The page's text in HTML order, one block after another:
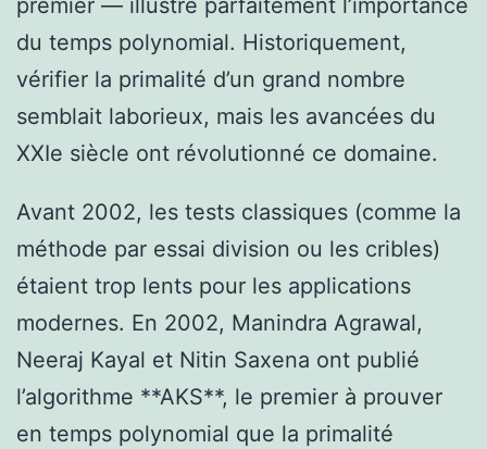
premier — illustre parfaitement l’importance
du temps polynomial. Historiquement,
vérifier la primalité d’un grand nombre
semblait laborieux, mais les avancées du
XXIe siècle ont révolutionné ce domaine.
Avant 2002, les tests classiques (comme la
méthode par essai division ou les cribles)
étaient trop lents pour les applications
modernes. En 2002, Manindra Agrawal,
Neeraj Kayal et Nitin Saxena ont publié
l’algorithme **AKS**, le premier à prouver
en temps polynomial que la primalité